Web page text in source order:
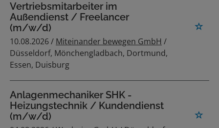
Vertriebsmitarbeiter im
Außendienst / Freelancer
(m/w/d)
10.08.2026 / Miteinander bewegen GmbH /
Düsseldorf, Mönchengladbach, Dortmund,
Essen, Duisburg
Anlagenmechaniker SHK -
Heizungstechnik / Kundendienst
(m/w/d)